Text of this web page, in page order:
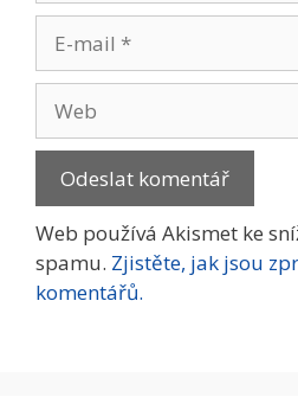
mail
Web používá Akismet ke
spamu. Zjistěte, jak jsou
komentářů.